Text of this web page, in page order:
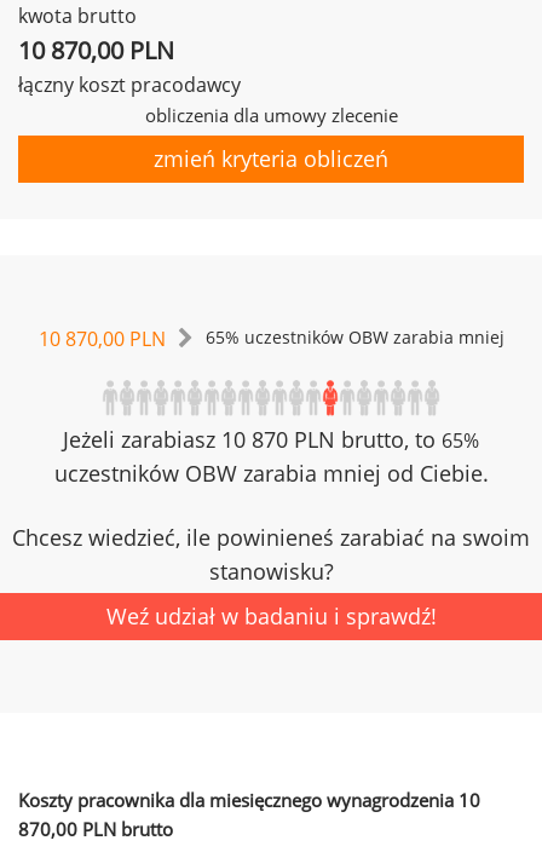
kwota brutto
10 870,00 PLN
łączny koszt pracodawcy
obliczenia dla umowy zlecenie
zmień kryteria obliczeń
10 870,00 PLN 65% uczestników OBW zarabia mniej
Jeżeli zarabiasz 10 870 PLN brutto, to 65%
uczestników OBW zarabia mniej od Ciebie.
Chcesz wiedzieć, ile powinieneś zarabiać na swoim
stanowisku?
Weź udział w badaniu i sprawdź!
Koszty pracownika dla miesięcznego wynagrodzenia 10
870,00 PLN brutto